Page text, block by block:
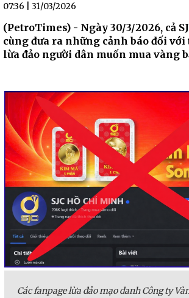
07:36 31/03/2026
(PetroTimes) - Ngày 30/3/2026, cả
cùng đưa ra những cảnh báo đối với
lừa đảo người dân muốn mua vàng
Các fanpage lừa đảo mạo danh Công ty